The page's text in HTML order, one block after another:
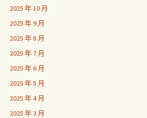
2025 年 10 月
2025 年 9 月
2025 年 8 月
2025 年 7 月
2025 年 6 月
2025 年 5 月
2025 年 4 月
2025 年 3 月